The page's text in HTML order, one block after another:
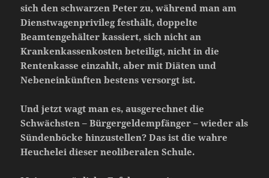
sich den schwarzen Peter zu, während man am
Dienstwagenprivileg festhält, doppelte
Beamtengehälter kassiert, sich nicht an
Krankenkassenkosten beteiligt, nicht in die
Rentenkasse einzahlt, aber mit Diäten und
Nebeneinkünften bestens versorgt ist.
Und jetzt wagt man es, ausgerechnet die
Schwächsten – Bürgergeldempfänger – wieder als
Sündenböcke hinzustellen? Das ist die wahre
Heuchelei dieser neoliberalen Schule.